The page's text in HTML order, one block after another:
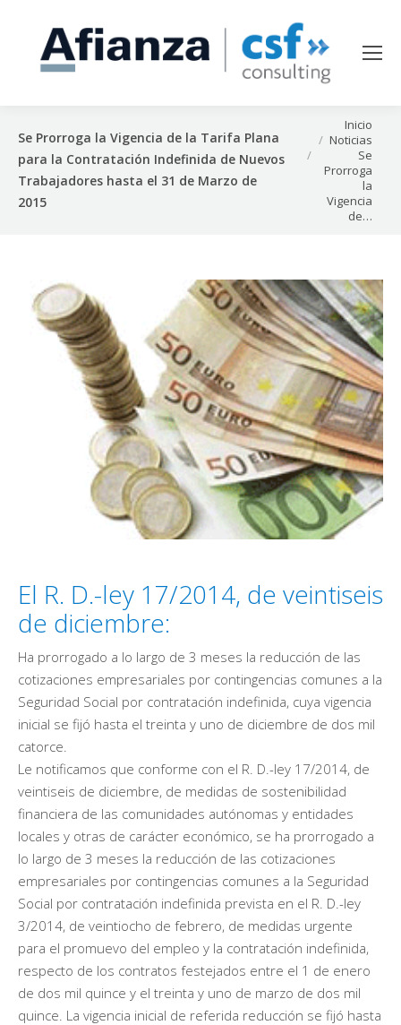
Se Prorroga la Vigencia de la Tarifa Plana
para la Contratación Indefinida de Nuevos
Trabajadores hasta el 31 de Marzo de
2015
Estás aquí:Inicio
Noticias
Se
Prorroga
la
Vigencia
de…
El R. D.-ley 17/2014, de veintiseis
de diciembre:
Ha prorrogado a lo largo de 3 meses la reducción de las
cotizaciones empresariales por contingencias comunes a la
Seguridad Social por contratación indefinida, cuya vigencia
inicial se fijó hasta el treinta y uno de diciembre de dos mil
catorce.
Le notificamos que conforme con el R. D.-ley 17/2014, de
veintiseis de diciembre, de medidas de sostenibilidad
financiera de las comunidades autónomas y entidades
locales y otras de carácter económico, se ha prorrogado a
lo largo de 3 meses la reducción de las cotizaciones
empresariales por contingencias comunes a la Seguridad
Social por contratación indefinida prevista en el R. D.-ley
3/2014, de veintiocho de febrero, de medidas urgente
para el promuevo del empleo y la contratación indefinida,
respecto de los contratos festejados entre el 1 de enero
de dos mil quince y el treinta y uno de marzo de dos mil
quince. La vigencia inicial de referida reducción se fijó hasta